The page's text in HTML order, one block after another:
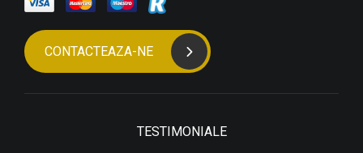
CONTACTEAZA-NE
TESTIMONIALE